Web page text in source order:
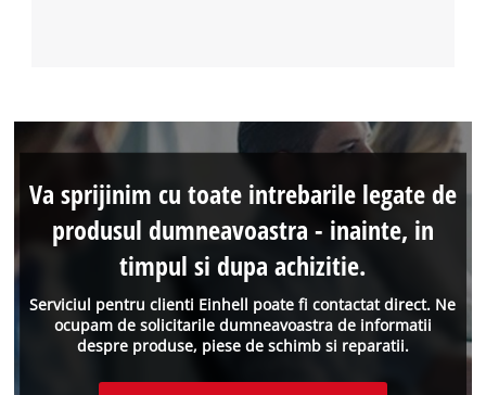
Serviciul pentru clienti Einhell poate fi contactat direct. Ne
ocupam de solicitarile dumneavoastra de informatii
despre produse, piese de schimb si reparatii.
Va sprijinim cu toate intrebarile legate de
produsul dumneavoastra - inainte, in
timpul si dupa achizitie.